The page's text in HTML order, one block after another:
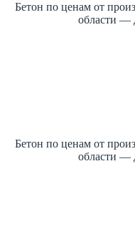
Бетон по ценам от
области —
Бетон по ценам от
области —